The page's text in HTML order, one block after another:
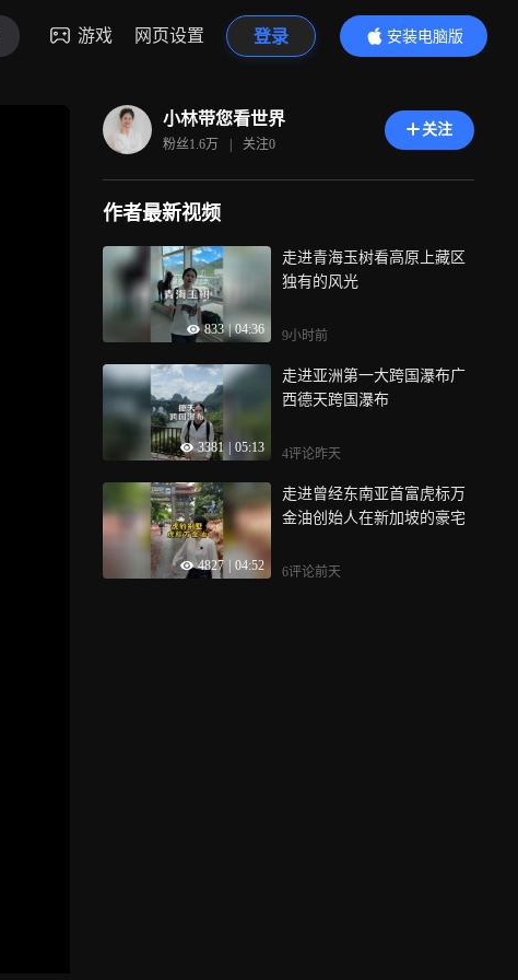
游戏 网页设置 登录
安装电脑版
内容更精彩
小林带您看世界
粉丝1.6万 | 关注0
关注
作者最新视频
833 | 04:36
走进青海玉树看高原上藏区
独有的风光
9小时前
3381 05:13
走进亚洲第一大跨国瀑布广
西德天跨国瀑布
4评论昨天
4827 04:52
走进曾经东南亚首富虎标万
金油创始人在新加坡的豪宅
6评论前天